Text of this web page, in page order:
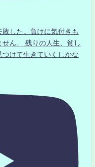
した。負けに気付きも
ん、 残りの人生、貧し
けて生きていくしかな